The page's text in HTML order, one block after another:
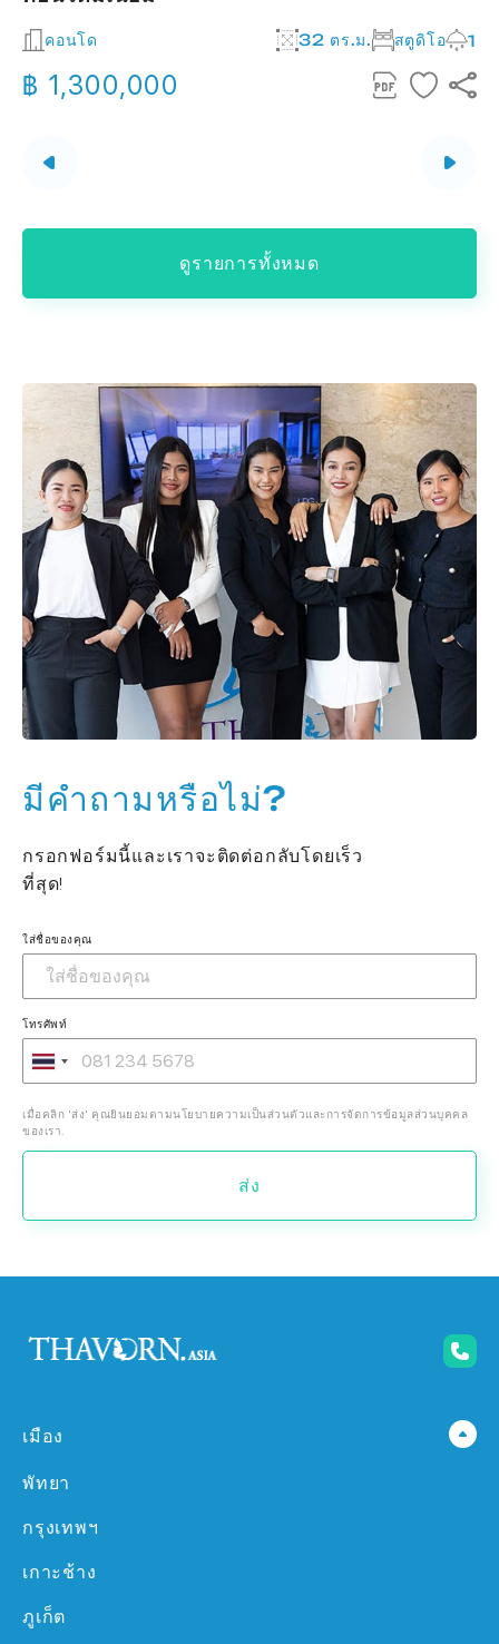
คอนโด 32 ตร.ม. สตูดิโอ 1
฿ 1,300,000
ดูรายการทั้งหมด
มีคำถามหรือไม่?
กรอกฟอร์มนี้และเราจะติดต่อกลับโดยเร็ว
ที่สุด!
ใส่ชื่อของคุณ
โทรศัพท์
เมื่อคลิก 'ส่ง' คุณยินยอมตามนโยบายความเป็นส่วนตัวและการจัดการข้อมูลส่วนบุคคล
ของเรา.
ส่ง
เมือง
พัทยา
กรุงเทพฯ
เกาะช้าง
ภูเก็ต